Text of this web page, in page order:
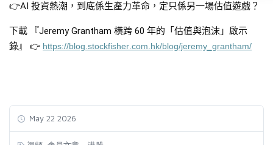
👉AI 投資熱潮，到底係生產力革命，定只係另一場估值遊戲？
下載 『Jeremy Grantham 橫跨 60 年的「估值與泡沫」啟示
錄』 👉 https://blog.stockfisher.com.hk/blog/jeremy_grantham/
May 22 2026